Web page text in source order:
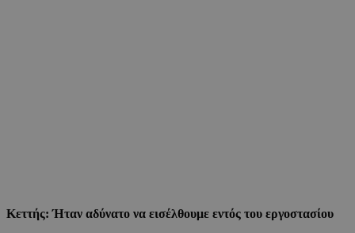
Κεττής: Ήταν αδύνατο να εισέλθουμε εντός του εργοστασίου